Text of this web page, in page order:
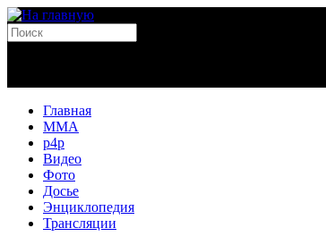
Главная
MMA
p4p
Видео
Фото
Досье
Энциклопедия
Трансляции